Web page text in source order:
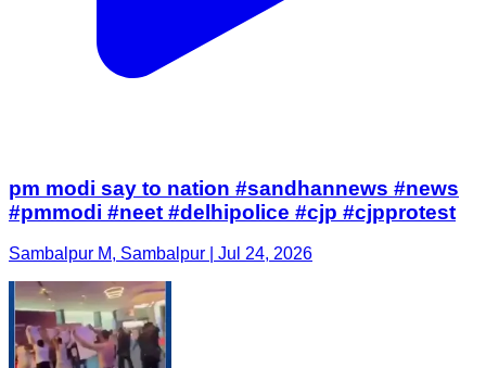
pm modi say to nation #sandhannews #news
#pmmodi #neet #delhipolice #cjp #cjpprotest
Sambalpur M, Sambalpur | Jul 24, 2026